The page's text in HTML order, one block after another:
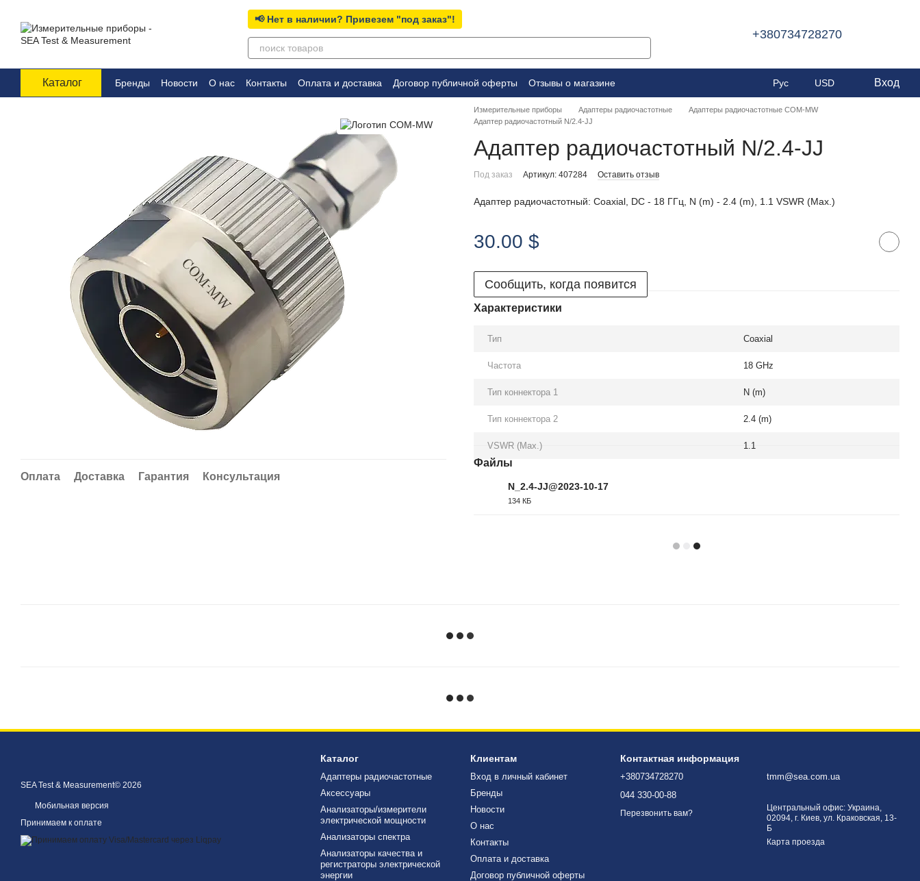
📢 Нет в наличии? Привезем "под заказ"!
+380734728270
Каталог Бренды Новости О нас Контакты Оплата и доставка Договор публичной оферты Отзывы о магазине Рус USD Вход
Оплата Доставка Гарантия Консультация
Измерительные приборы Адаптеры радиочастотные
Адаптеры радиочастотные COM-MW
Адаптер радиочастотный N/2.4-JJ
Адаптер радиочастотный N/2.4-JJ
Под заказ Артикул: 407284 Оставить отзыв
Адаптер радиочастотный: Coaxial, DC - 18 ГГц, N (m) - 2.4 (m), 1.1 VSWR (Max.)
30.00 $
Сообщить, когда появится
Характеристики
Тип Coaxial
Частота 18 GHz
Тип коннектора 1 N (m)
Тип коннектора 2 2.4 (m)
VSWR (Max.) 1.1
Файлы
N_2.4-JJ@2023-10-17
134 КБ
SEA Test & Measurement© 2026
Мобильная версия
Принимаем к оплате
Каталог
Адаптеры радиочастотные
Аксессуары
Анализаторы/измерители
электрической мощности
Анализаторы спектра
Анализаторы качества и
регистраторы электрической
энергии
Клиентам
Вход в личный кабинет
Бренды
Новости
О нас
Контакты
Оплата и доставка
Договор публичной оферты
Контактная информация
+380734728270
044 330-00-88
Перезвонить вам?
tmm@sea.com.ua
Центральный офис: Украина,
02094, г. Киев, ул. Краковская, 13-
Б
Карта проезда